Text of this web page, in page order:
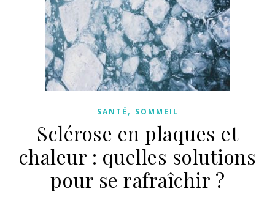
SANTÉ , SOMMEIL
Sclérose en plaques et
chaleur : quelles solutions
pour se rafraîchir ?